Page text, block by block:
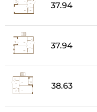
37.94
37.94
38.63